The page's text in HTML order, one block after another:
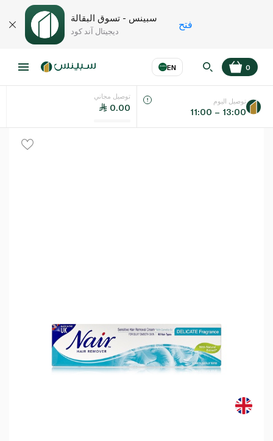
سبينس - تسوق البقالة
ديجيتال آند كود
فتح
EN
اللغة عر
0
توصيل مجاني
0.00
توصيل اليوم
11:00 – 13:00